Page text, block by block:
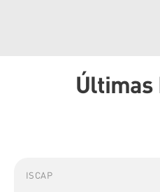
Últimas
ISCAP